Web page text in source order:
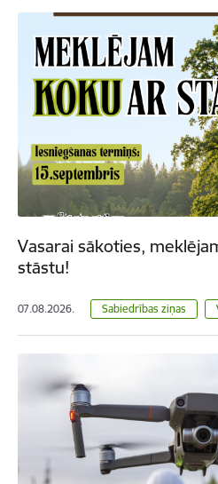
Vasarai sākoties,
stāstu!
07.08.2026. Sabiedrības ziņas